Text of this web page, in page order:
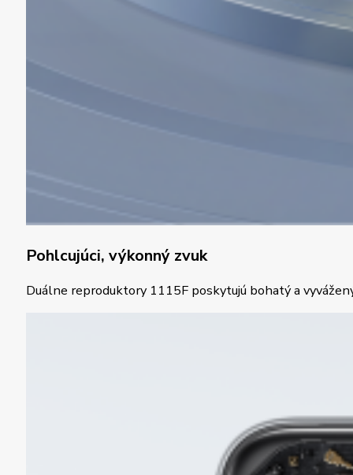
Pohlcujúci, výkonný zvuk
Duálne reproduktory 1115F poskytujú bohatý a